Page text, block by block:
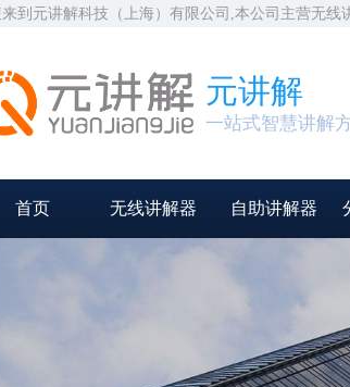
到元讲解科技（上海）有限公司,本公司主营无线
元讲解
一站式智慧讲解
首页 无线讲解器 自助讲解器